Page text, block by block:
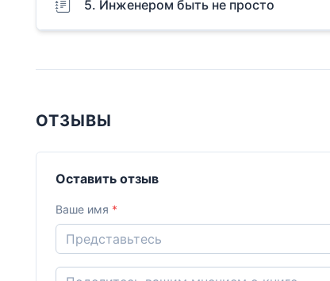
5. Инженером быть не просто
ОТЗЫВЫ
Оставить отзыв
Ваше имя *